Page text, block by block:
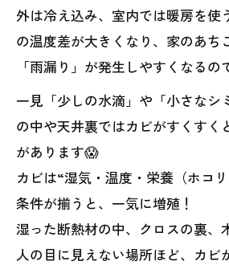
外は冷え込み、室内では暖房を使
の温度差が大きくなり、家のあち
「雨漏り」が発生しやすくなるの
一見「少しの水滴」や「小さなシ
の中や天井裏ではカビがすくすく
があります😱
カビは“湿気・温度・栄養（ホコ
条件が揃うと、一気に増殖！
湿った断熱材の中、クロスの裏、
人の目に見えない場所ほど、カビ